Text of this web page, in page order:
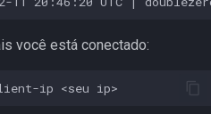
você está conectado: